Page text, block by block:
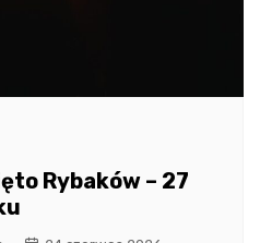
Rybaków – 27